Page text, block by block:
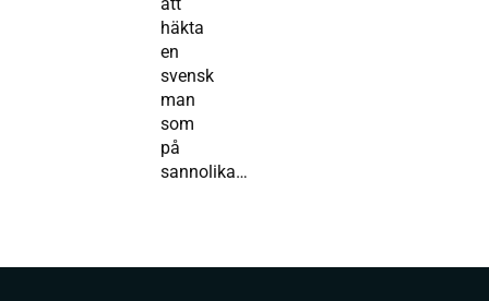
häkta
en
svensk
man
som
på
sannolika…